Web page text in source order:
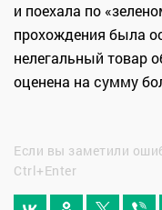
и поехала по
прохождения была
нелегальный товар
оценена на сумму
Если вы заметили
Ctrl+Enter